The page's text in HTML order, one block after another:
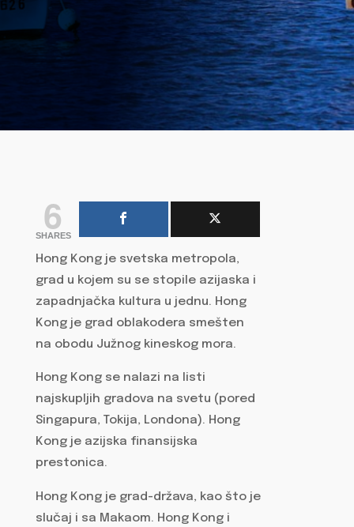
6
SHARES
Hong Kong je svetska metropola,
grad u kojem su se stopile azijaska i
zapadnjačka kultura u jednu. Hong
Kong je grad oblakodera smešten
na obodu Južnog kineskog mora.
Hong Kong se nalazi na listi
najskupljih gradova na svetu (pored
Singapura, Tokija, Londona). Hong
Kong je azijska finansijska
prestonica.
Hong Kong je grad-država, kao što je
slučaj i sa Makaom. Hong Kong i